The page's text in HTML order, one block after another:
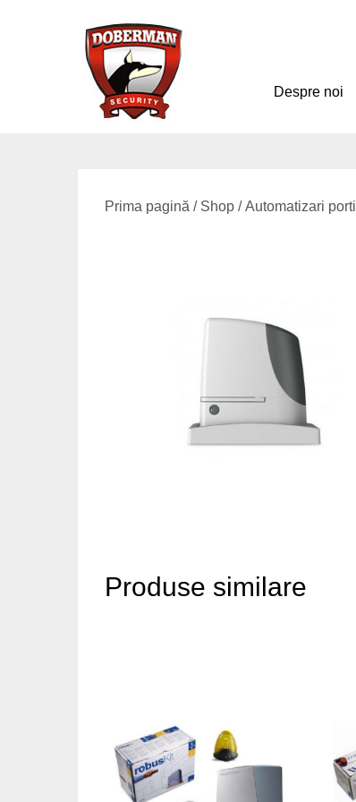
Despre noi
Prima pagină / Shop /Automatizari porti
Produse similare